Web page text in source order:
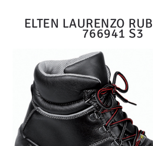
ELTEN LAURENZO
766941 S3